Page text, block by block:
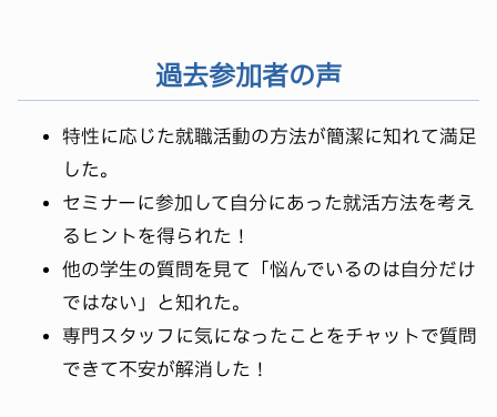
過去参加者の声
特性に応じた就職活動の方法が簡潔に知れて満足
した。
セミナーに参加して自分にあった就活方法を考え
るヒントを得られた！
他の学生の質問を見て「悩んでいるのは自分だけ
ではない」と知れた。
専門スタッフに気になったことをチャットで質問
できて不安が解消した！